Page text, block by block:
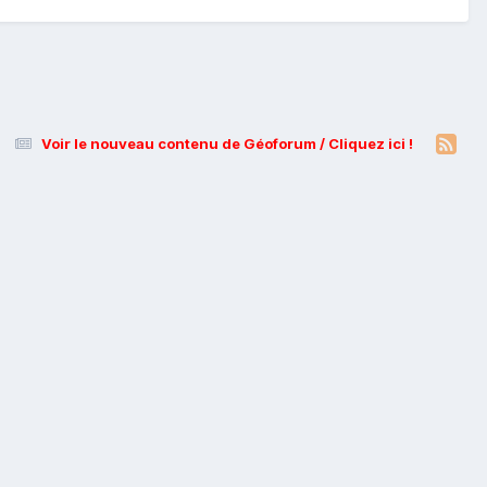
Voir le nouveau contenu de Géoforum / Cliquez ici !